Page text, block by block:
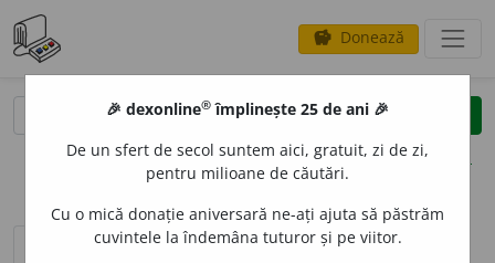
savings Donează
clear
opțiuni
sinteza definițiilor (1) definiții (3) declinări
🎉 dexonline® împlinește 25 de ani 🎉
De un sfert de secol suntem aici, gratuit, zi de zi,
pentru milioane de căutări.
Cu o mică donație aniversară ne-ați ajuta să păstrăm
cuvintele la îndemâna tuturor și pe viitor.